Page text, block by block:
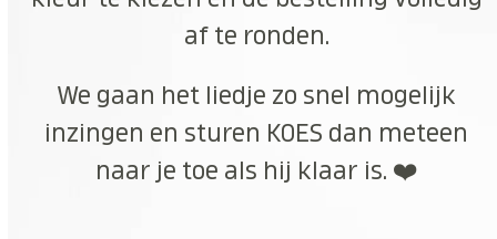
af te ronden.
We gaan het liedje zo snel mogelijk
inzingen en sturen KOES dan meteen
naar je toe als hij klaar is. ❤️